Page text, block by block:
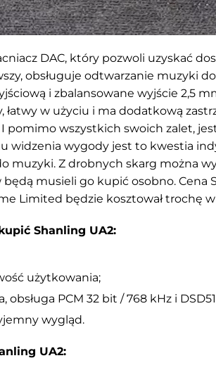
DAC, który pozwoli uzyskać
obsługuje odtwarzanie muzyki
i zbalansowane wyjście 2,5
w użyciu i ma dodatkową
pomimo wszystkich swoich zalet,
widzenia wygody jest to kwestia
muzyki. Z drobnych skarg można
będą musieli go kupić osobno. Cena
Limited będzie kosztował trochę
Shanling UA2:
użytkowania;
PCM 32 bit / 768 kHz i
wygląd.
UA2: